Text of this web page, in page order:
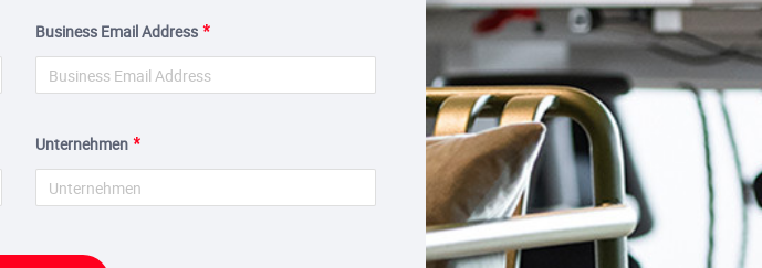
Business Email Address
Unternehmen